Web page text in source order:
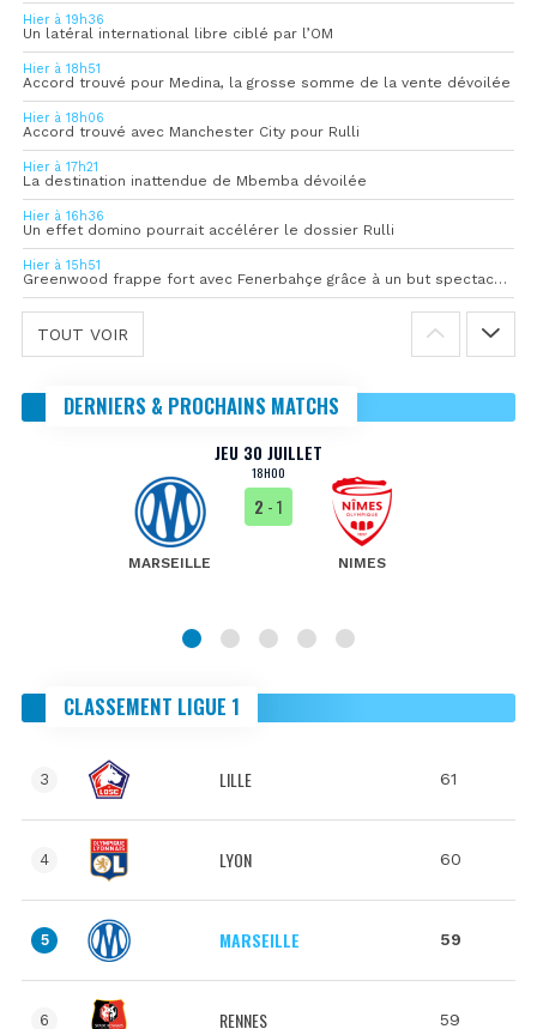
Hier à 19h36
Un latéral international libre ciblé par l’OM
Hier à 18h51
Accord trouvé pour Medina, la grosse somme de la vente dévoilée
Hier à 18h06
Accord trouvé avec Manchester City pour Rulli
Hier à 17h21
La destination inattendue de Mbemba dévoilée
Hier à 16h36
Un effet domino pourrait accélérer le dossier Rulli
Hier à 15h51
Greenwood frappe fort avec Fenerbahçe grâce à un but spectaculaire
TOUT VOIR
DERNIERS & PROCHAINS MATCHS
JEU 30 JUILLET
18H00
MARSEILLE
2 - 1
NIMES
CLASSEMENT LIGUE 1
3 LILLE 61
4 LYON 60
5 MARSEILLE 59
6 RENNES 59